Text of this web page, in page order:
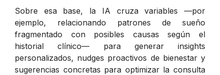
Sobre esa base, la IA cruza variables —por
ejemplo, relacionando patrones de sueño
fragmentado con posibles causas según el
historial clínico— para generar insights
personalizados, nudges proactivos de bienestar y
sugerencias concretas para optimizar la consulta